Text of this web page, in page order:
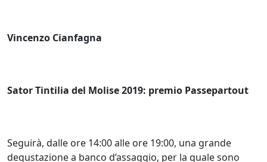
Vincenzo Cianfagna
Sator Tintilia del Molise 2019: premio Passepartout
Seguirà, dalle ore 14:00 alle ore 19:00, una grande
degustazione a banco d’assaggio, per la quale sono